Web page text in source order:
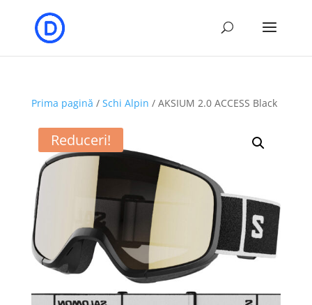
Prima pagină / Schi Alpin / AKSIUM 2.0 ACCESS Black
Reduceri!